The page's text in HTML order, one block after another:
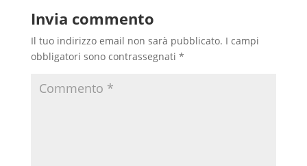
Invia commento
Il tuo indirizzo email non sarà pubblicato. I campi
obbligatori sono contrassegnati *